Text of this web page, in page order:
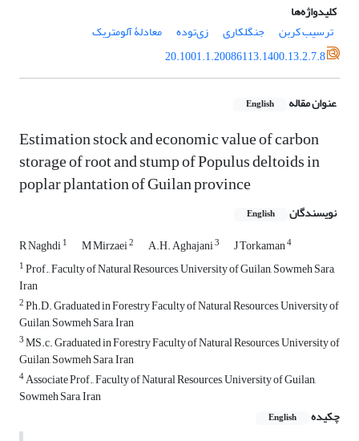
کلیدواژه‌ها
ترسیب کربن
جنگلکاری زی‌توده
معادلۀ آلومتریک
20.1001.1.20086113.1400.13.2.7.8
عنوان مقاله English
Estimation stock and economic value of carbon
storage of root and stump of Populus deltoids in
poplar plantation of Guilan province
نویسندگان English
R Naghdi1 M Mirzaei2 A.H. Aghajani3 J Torkaman4
1Prof., Faculty of Natural Resources, University of Guilan, Sowmeh Sara,
Iran
2Ph.D. Graduated in Forestry Faculty of Natural Resources, University of
Guilan, Sowmeh Sara, Iran
3MS.c. Graduated in Forestry Faculty of Natural Resources, University of
Guilan, Sowmeh Sara, Iran
4Associate Prof., Faculty of Natural Resources, University of Guilan,
Sowmeh Sara, Iran
چکیده
English